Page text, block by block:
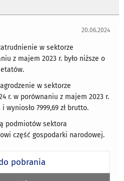
20.06.2024
w sektorze
z majem 2023 r. było niższe o
w sektorze
r. w porównaniu z majem 2023 r.
wyniosło 7999,69 zł brutto.
podmiotów sektora
część gospodarki narodowej.
pobrania